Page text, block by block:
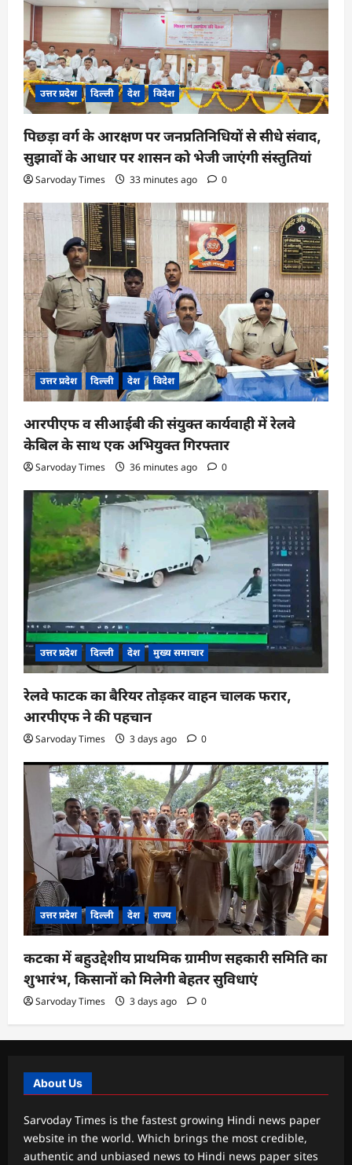
उत्तर प्रदेश दिल्ली देश विदेश
पिछड़ा वर्ग के आरक्षण पर जनप्रतिनिधियों से सीधे संवाद,
सुझावों के आधार पर शासन को भेजी जाएंगी संस्तुतियां
Sarvoday Times 33 minutes ago 0
उत्तर प्रदेश दिल्ली देश विदेश
आरपीएफ व सीआईबी की संयुक्त कार्यवाही में रेलवे
केबिल के साथ एक अभियुक्त गिरफ्तार
Sarvoday Times 36 minutes ago 0
उत्तर प्रदेश दिल्ली देश मुख्य समाचार
रेलवे फाटक का बैरियर तोड़कर वाहन चालक फरार,
आरपीएफ ने की पहचान
Sarvoday Times 3 days ago 0
उत्तर प्रदेश दिल्ली देश राज्य
कटका में बहुउद्देशीय प्राथमिक ग्रामीण सहकारी समिति का
शुभारंभ, किसानों को मिलेगी बेहतर सुविधाएं
Sarvoday Times 3 days ago 0
About Us
Sarvoday Times is the fastest growing Hindi news paper
website in the world. Which brings the most credible,
authentic and unbiased news to Hindi news paper sites